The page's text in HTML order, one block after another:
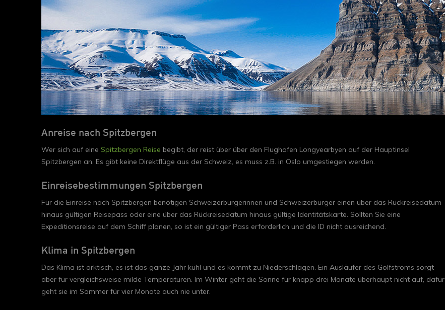
Anreise nach Spitzbergen
Wer sich auf eine Spitzbergen Reise begibt, der reist über über den Flughafen Longyearbyen auf der Hauptinsel
Spitzbergen an. Es gibt keine Direktflüge aus der Schweiz, es muss z.B. in Oslo umgestiegen werden.
Einreisebestimmungen Spitzbergen
Für die Einreise nach Spitzbergen benötigen Schweizerbürgerinnen und Schweizerbürger einen über das Rückreisedatum
hinaus gültigen Reisepass oder eine über das Rückreisedatum hinaus gültige Identitätskarte. Sollten Sie eine
Expeditionsreise auf dem Schiff planen, so ist ein gültiger Pass erforderlich und die ID nicht ausreichend.
Klima in Spitzbergen
Das Klima ist arktisch, es ist das ganze Jahr kühl und es kommt zu Niederschlägen. Ein Ausläufer des Golfstroms sorgt
aber für vergleichsweise milde Temperaturen. Im Winter geht die Sonne für knapp drei Monate überhaupt nicht auf, dafür
geht sie im Sommer für vier Monate auch nie unter.